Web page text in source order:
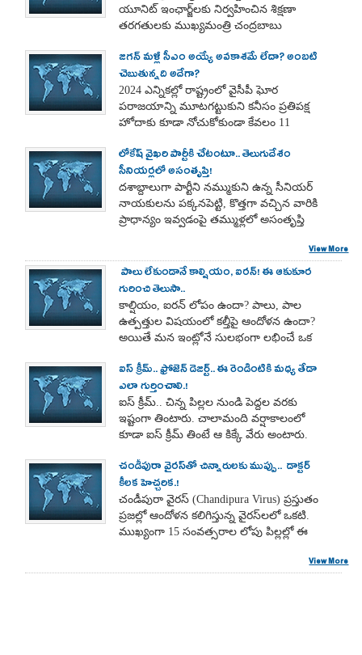
యూనిట్ ఇంఛార్జ్‌లకు నిర్వహించిన శిక్షణా
తరగతులకు ముఖ్యమంత్రి చంద్రబాబు
జగన్ మళ్లీ సీఎం అయ్యే అవకాశమే లేదా? అంబటి
చెబుతున్నది అదేగా?
2024 ఎన్నికల్లో రాష్ట్రంలో వైసీపీ ఘోర
పరాజయాన్ని మూటగట్టుకుని కనీసం ప్రతిపక్ష
హోదాకు కూడా నోచుకోకుండా కేవలం 11
అయితే ఇదే విషయంలో తాజాగా తాడేపల్లి వైసీపీ
కేంద్ర కార్యాలయంలో మీడియా సమావేశంలో
మాట్లాడిన అంబటి రాంబాబు ఆ ఎన్నికల్లో వైసీపీ
11 స్థానాలకు మాత్రమే పరిమితమైనా 40 శాతం
ఓటు షేర్ దక్కించుకుందని చెప్పారు.
లోకేష్ వైఖరి పార్టీకి చేటంటూ.. తెలుగుదేశం
సీనియర్లలో అసంతృప్తి!
దశాబ్దాలుగా పార్టీని నమ్ముకుని ఉన్న సీనియర్
నాయకులను పక్కనపెట్టి, కొత్తగా వచ్చిన వారికి
ప్రాధాన్యం ఇవ్వడంపై తమ్ముళ్లలో అసంతృప్తి
నిర్ణయాలపై పార్టీలోనే అసంతృప్తి వ్యక్తమౌతోంది.
View More
పాలు లేకుండానే కాల్షియం, ఐరన్! ఈ ఆకుకూర
గురించి తెలుసా..
కాల్షియం, ఐరన్ లోపం ఉందా? పాలు, పాల
ఉత్పత్తుల విషయంలో కల్తీపై ఆందోళన ఉందా?
అయితే మన ఇంట్లోనే సులభంగా లభించే ఒక
ఉపయోగపడవచ్చు.
ఐస్ క్రీమ్.. ఫ్రోజెన్ డెజర్ట్.. ఈ రెండింటికి మధ్య తేడా
ఎలా గుర్తించాలి.!
ఐస్ క్రీమ్.. చిన్న పిల్లల నుండి పెద్దల వరకు
ఇష్టంగా తింటారు. చాలామంది వర్షాకాలంలో
కూడా ఐస్ క్రీమ్ తింటే ఆ కిక్కే వేరు అంటారు.
ఉంటుంది.
చండీపురా వైరస్‌తో చిన్నారులకు ముప్పు.. డాక్టర్
కీలక హెచ్చరిక.!
చండీపురా వైరస్ (Chandipura Virus) ప్రస్తుతం
ప్రజల్లో ఆందోళన కలిగిస్తున్న వైరస్‌లలో ఒకటి.
ముఖ్యంగా 15 సంవత్సరాల లోపు పిల్లల్లో ఈ
View More